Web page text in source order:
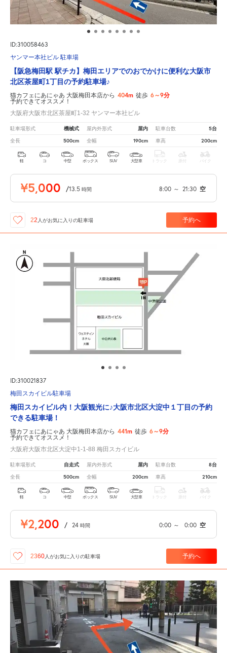
ID:310058463
ヤンマー本社ビル 駐車場
【阪急梅田駅 駅チカ】梅田エリアでのおでかけに便利な大阪市
北区茶屋町1丁目の予約駐車場♪
猫カフェにあにゃあ 大阪梅田本店から 404m 徒歩 6～9分
予約できてオススメ！
大阪府大阪市北区茶屋町1-32 ヤンマー本社ビル
駐車場形式 機械式 屋内外形式 屋内 駐車台数 5台
全長 500cm 全幅 190cm 車高 200cm
軽 コ 中型 ボックス SUV 大型車 トラック 原付 バイク
¥5,000 /13.5 時間 8:00 ～ 21:30 空
22 人がお気に入りの駐車場 予約へ
ID:310021837
梅田スカイビル駐車場
梅田スカイビル内！大阪観光に♪大阪市北区大淀中１丁目の予約
できる駐車場！
猫カフェにあにゃあ 大阪梅田本店から 441m 徒歩 6～9分
予約できてオススメ！
大阪府大阪市北区大淀中1-1-88 梅田スカイビル
駐車場形式 自走式 屋内外形式 屋内 駐車台数 8台
全長 500cm 全幅 200cm 車高 210cm
軽 コ 中型 ボックス SUV 大型車 トラック 原付 バイク
¥2,200 / 24 時間 0:00 ～ 0:00 空
2360人がお気に入りの駐車場 予約へ